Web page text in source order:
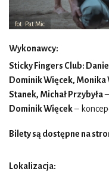
fot. Pat Mic
Wykonawcy:
Sticky Fingers Club:
Dominik Więcek,
Stanek, Michał Przybyła
Dominik Więcek–
Bilety są dostępne na
Lokalizacja: